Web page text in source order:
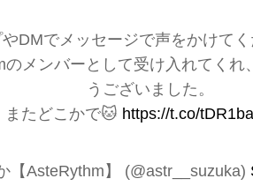
DMでメッセージで声をかけてく
メンバーとして受け入れてくれ
うございました。
またどこかで🐱 https://t.co/
【AsteRythm】 (@astr__suzuka)